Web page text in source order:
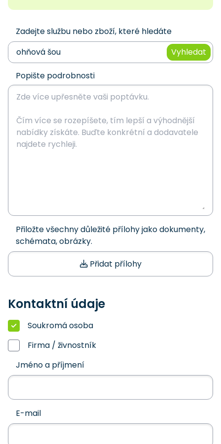
Zadejte službu nebo zboží, které hledáte
Vyhledat
Popište podrobnosti
Přiložte všechny důležité přílohy jako dokumenty,
schémata, obrázky.
Přidat přílohy
Kontaktní údaje
Soukromá osoba
Firma / živnostník
Jméno a příjmení
E-mail